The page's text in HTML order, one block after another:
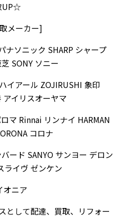
UP☆
メーカー]
ナソニック SHARP シャープ
SONY ソニー
イアール ZOJIRUSHI 象印
アイリスオーヤマ
マ Rinnai リンナイ HARMAN
コロナ
ード SANYO サンヨー デロン
ライヴ ゼンケン
オニア
として配達、買取、リフォー